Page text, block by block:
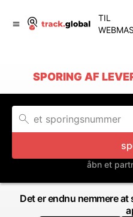
TIL
SPORING AF
åbn et
Det er endnu nemmere